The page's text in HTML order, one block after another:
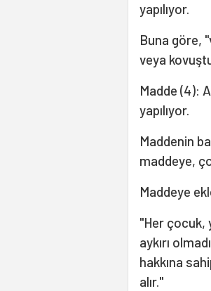
yapılıyor.
Buna göre,
veya
Madde (4):
yapılıyor.
Maddenin
maddeye,
Maddeye
"Her çocuk,
aykırı
hakkına
alır."